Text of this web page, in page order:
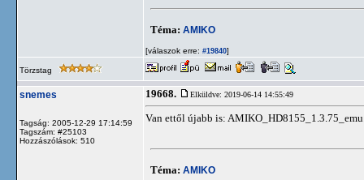
Téma: AMIKO
[válaszok erre: #19840]
Törzstag
snemes
Tagság: 2005-12-29 17:14:59
Tagszám: #25103
Hozzászólások: 510
19668. Elküldve: 2019-06-14 14:55:49
Van ettől újabb is:
Téma: AMIKO